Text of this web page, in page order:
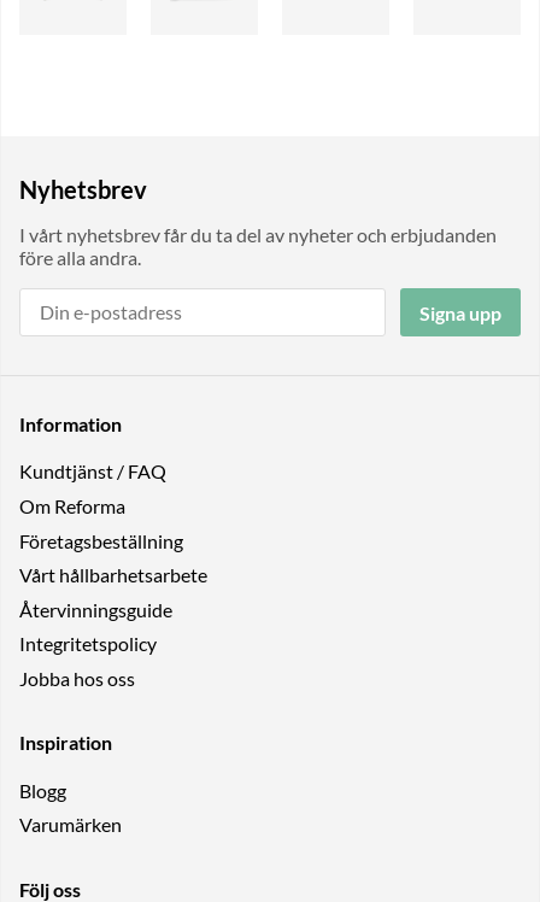
Nyhetsbrev
I vårt nyhetsbrev får du ta del av nyheter och erbjudanden
före alla andra.
Signa upp
Information
Kundtjänst / FAQ
Om Reforma
Företagsbeställning
Vårt hållbarhetsarbete
Återvinningsguide
Integritetspolicy
Jobba hos oss
Inspiration
Blogg
Varumärken
Följ oss